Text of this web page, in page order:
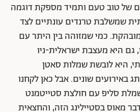
של טוב טעם ותמיד מספקת דוגמה
שמשלבת טרנדים עונתיים לצד
כמי שמזוהה בין היתר עם
גם היא מעצבת ישראלית-ניו
היא לובשת שמלות סאטן
באירועים שונים. אבל כאן לקחנו
סליפ עם חולצת סטייטמנט
מאוס בסטיילינג הזה, והחצאית